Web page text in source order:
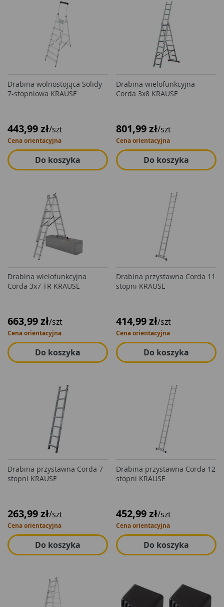
Drabina wolnostojąca Solidy
7-stopniowa KRAUSE
443,99 zł/szt
Cena orientacyjna
Do koszyka
Drabina wielofunkcyjna
Corda 3x8 KRAUSE
801,99 zł/szt
Cena orientacyjna
Do koszyka
Drabina wielofunkcyjna
Corda 3x7 TR KRAUSE
663,99 zł/szt
Cena orientacyjna
Do koszyka
Drabina przystawna Corda 11
stopni KRAUSE
414,99 zł/szt
Cena orientacyjna
Do koszyka
Drabina przystawna Corda 7
stopni KRAUSE
263,99 zł/szt
Cena orientacyjna
Do koszyka
Drabina przystawna Corda 12
stopni KRAUSE
452,99 zł/szt
Cena orientacyjna
Do koszyka